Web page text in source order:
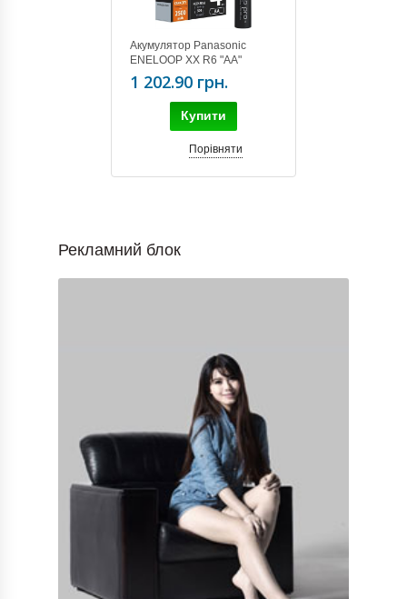
Акумулятор Panasonic
ENELOOP XX R6 "АА"
(2500mAh) x 4шт. BK-
3HCDE/4BE Ni-Mh
1 202.90 грн.
Купити
Порівняти
Рекламний блок